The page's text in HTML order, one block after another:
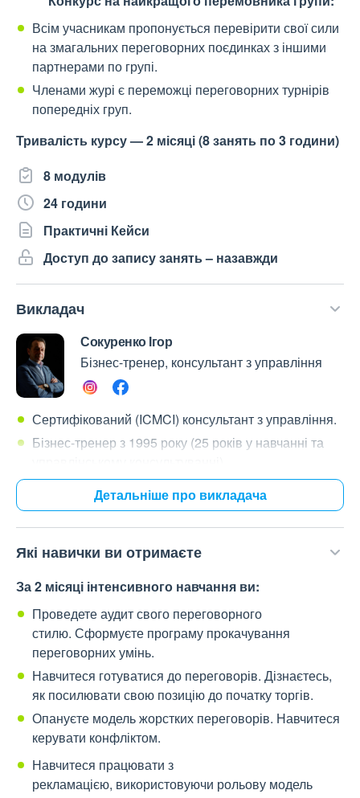
Всім учасникам пропонується перевірити свої сили
на змагальних переговорних поєдинках з іншими
партнерами по групі.
Членами журі є переможці переговорних турнірів
попередніх груп.
Тривалість курсу — 2 місяці (8 занять по 3 години)
8 модулів
24 години
Практичні Кейси
Доступ до запису занять – назавжди
Викладач
Сокуренко Ігор
Бізнес-тренер, консультант з управління
Сертифікований (ICMCI) консультант з управління.
Бізнес-тренер з 1995 року (25 років у навчанні та
PhD (к.е.н.) за спеціальністю Менеджмент
Член Національного Інституту Консультантів з
Управління.
Провів понад 20 000 тренінг-годин, навчив понад
Детальніше про викладача
Які навички ви отримаєте
За 2 місяці інтенсивного навчання ви:
Проведете аудит свого переговорного
стилю. Сформуєте програму прокачування
переговорних умінь.
Навчитеся готуватися до переговорів. Дізнаєтесь,
як посилювати свою позицію до початку торгів.
Опануєте модель жорстких переговорів. Навчитеся
керувати конфліктом.
Навчитеся працювати з
рекламацією, використовуючи рольову модель